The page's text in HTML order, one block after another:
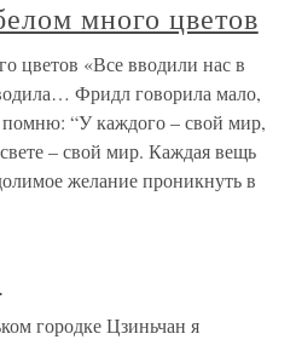
много цветов
цветов «Все вводили нас в
Фридл говорила мало,
помню: “У каждого – свой мир,
– свой мир. Каждая вещь
желание проникнуть в
городке Цзиньчан я